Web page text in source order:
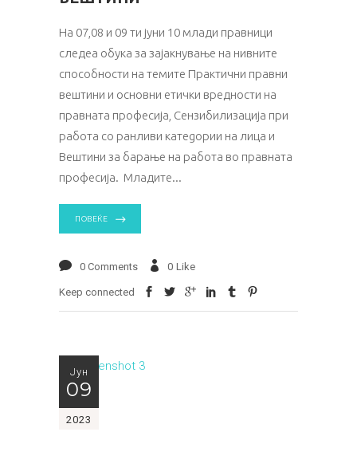
На 07,08 и 09 ти јуни 10 млади правници
следеа обука за зајакнување на нивните
способности на темите Практични правни
вештини и основни етички вредности на
правната професија, Сензибилизација при
работа со ранливи катеgории на лица и
Вештини за барање на работа во правната
професија. Младите
ПОВЕЌЕ
0 Comments 0 Like
Keep connected
Јун
09
2023